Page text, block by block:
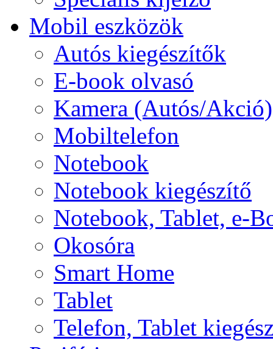
Mobil eszközök
Autós kiegészítők
E-book olvasó
Kamera (Autós/Akció)
Mobiltelefon
Notebook
Notebook kiegészítő
Notebook, Tablet, e-
Okosóra
Smart Home
Tablet
Telefon, Tablet